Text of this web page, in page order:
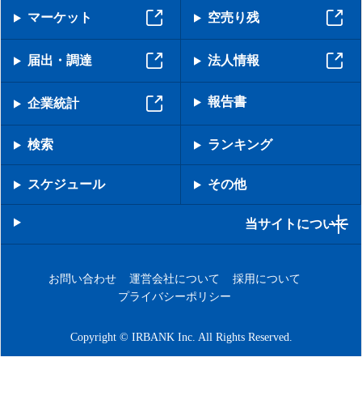
マーケット 空売り残
届出・調達 法人情報
企業統計 報告書
検索 ランキング
スケジュール その他
当サイトについて
お問い合わせ 運営会社について
採用について
プライバシーポリシー
Copyright © IRBANK Inc. All Rights Reserved.